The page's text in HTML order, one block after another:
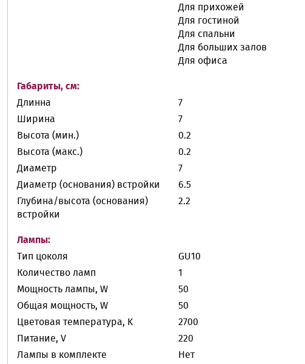
Для прихожей
Для гостиной
Для спальни
Для больших залов
Для офиса
Габариты, см:
Длинна
7
Ширина
7
Высота (мин.)
0.2
Высота (макс.)
0.2
Диаметр
7
Диаметр (основания) встройки
6.5
Глубина/высота (основания)
встройки
2.2
Лампы:
Тип цоколя
GU10
Количество ламп
1
Мощность лампы, W
50
Общая мощность, W
50
Цветовая температура, K
2700
Питание, V
220
Лампы в комплекте
Нет